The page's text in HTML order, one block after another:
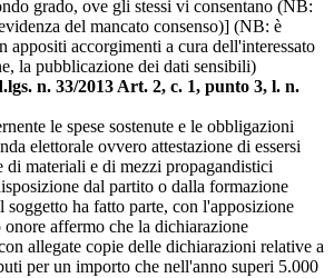
grado, ove gli stessi vi consentano (NB:
del mancato consenso)] (NB: è
appositi accorgimenti a cura dell'interessato
la pubblicazione dei dati sensibili)
n. 33/2013 Art. 2, c. 1, punto 3, l. n.
le spese sostenute e le obbligazioni
elettorale ovvero attestazione di essersi
di materiali e di mezzi propagandistici
dal partito o dalla formazione
ha fatto parte, con l'apposizione
affermo che la dichiarazione
allegate copie delle dichiarazioni relative a
per un importo che nell'anno superi 5.000